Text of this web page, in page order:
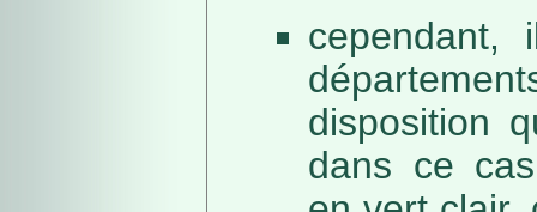
cependant,
disposition
dans ce